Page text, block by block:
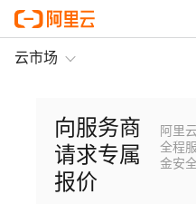
云市场
向服务商
请求专属
报价
阿里
全程
金安